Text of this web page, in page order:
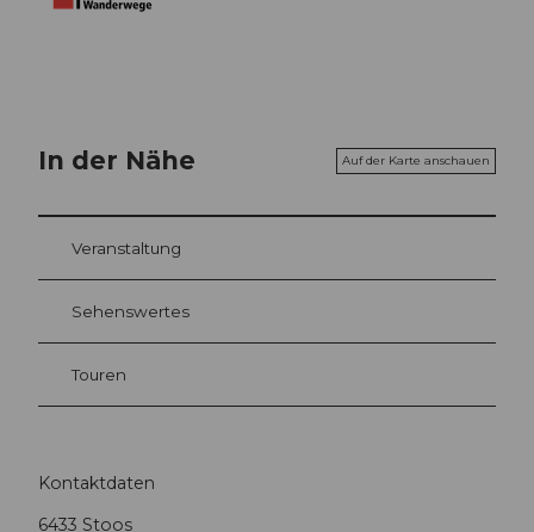
In der Nähe Auf der Karte anschauen
Veranstaltung
Sehenswertes
Touren
Kontaktdaten
6433 Stoos